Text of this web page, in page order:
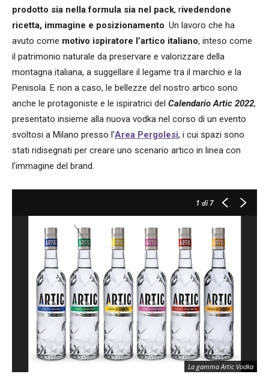
prodotto sia nella formula sia nel pack, rivedendone
ricetta, immagine e posizionamento. Un lavoro che ha
avuto come motivo ispiratore l’artico italiano, inteso come
il patrimonio naturale da preservare e valorizzare della
montagna italiana, a suggellare il legame tra il marchio e la
Penisola. E non a caso, le bellezze del nostro artico sono
anche le protagoniste e le ispiratrici del Calendario Artic 2022,
presentato insieme alla nuova vodka nel corso di un evento
svoltosi a Milano presso l’Area Pergolesi, i cui spazi sono
stati ridisegnati per creare uno scenario artico in linea con
l’immagine del brand.
1 di 7
La gamma Artic Vodka